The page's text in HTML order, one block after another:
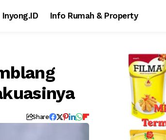
Info Rumah & Property
Share